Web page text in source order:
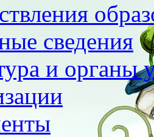
сведения
и органы